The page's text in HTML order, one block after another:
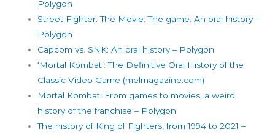
Polygon
Street Fighter: The Movie: The game: An oral history –
Polygon
Capcom vs. SNK: An oral history – Polygon
‘Mortal Kombat’: The Definitive Oral History of the
Classic Video Game (melmagazine.com)
Mortal Kombat: From games to movies, a weird
history of the franchise – Polygon
The history of King of Fighters, from 1994 to 2021 –